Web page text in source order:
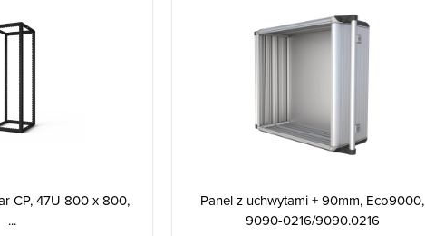
CP, 47U 800 x 800,
...
Panel z uchwytami + 90mm, Eco9000,
9090-0216/9090.0216